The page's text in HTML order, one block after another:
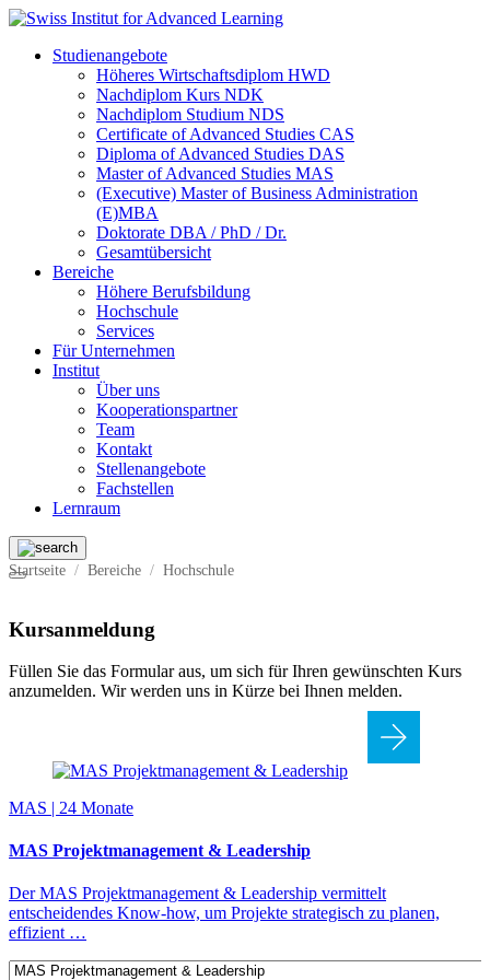
Studienangebote
Höheres Wirtschaftsdiplom HWD
Nachdiplom Kurs NDK
Nachdiplom Studium NDS
Certificate of Advanced Studies CAS
Diploma of Advanced Studies DAS
Master of Advanced Studies MAS
(Executive) Master of Business Administration
(E)MBA
Doktorate DBA / PhD / Dr.
Gesamtübersicht
Bereiche
Höhere Berufsbildung
Hochschule
Services
Für Unternehmen
Institut
Über uns
Kooperationspartner
Team
Kontakt
Stellenangebote
Fachstellen
Lernraum
Startseite Bereiche Hochschule
Kursanmeldung
Füllen Sie das Formular aus, um sich für Ihren gewünschten Kurs
anzumelden. Wir werden uns in Kürze bei Ihnen melden.
MAS | 24 Monate
MAS Projekt­management & Leadership
Der MAS Projektmanagement & Leadership vermittelt
entscheidendes Know-how, um Projekte strategisch zu planen,
effizient …